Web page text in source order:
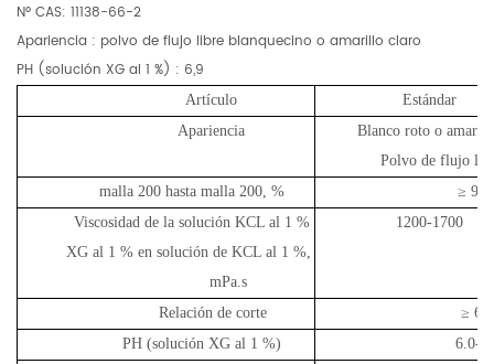
Nº CAS: 11138-66-2
Apariencia : polvo de flujo libre blanquecino o amarillo claro
PH (solución XG al 1 %) : 6,9
Artículo
Estándar
Apariencia
Blanco roto o
Polvo de flujo
malla 200 hasta malla 200, %
≥
Viscosidad de la solución KCL al 1 %
XG al 1 % en solución de KCL al 1 %,
mPa.s
1200-1700
Relación de corte ≥6,5
PH (solución XG al 1 %)
6.0-